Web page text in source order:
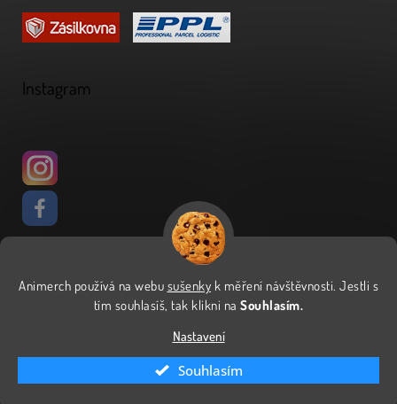
Animerch používá na webu sušenky k měření návštěvnosti. Jestli s
tím souhlasíš, tak klikni naSouhlasím.
Nastavení
Souhlasím
Instagram
Vytvořil Shoptet
Copyright 2026Animerch. Všechna práva vyhrazena.Upravit
nastavení cookies